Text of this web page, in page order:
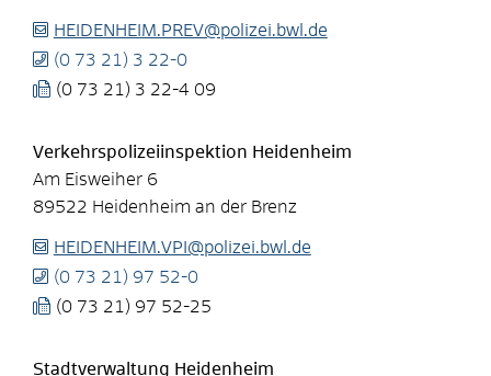
HEIDENHEIM.PREV@polizei.bwl.de
(0 73 21) 3 22-0
(0 73 21) 3 22-4 09
Verkehrspolizeiinspektion Heidenheim
Am Eisweiher 6
89522 Heidenheim an der Brenz
HEIDENHEIM.VPI@polizei.bwl.de
(0 73 21) 97 52-0
(0 73 21) 97 52-25
Stadtverwaltung Heidenheim